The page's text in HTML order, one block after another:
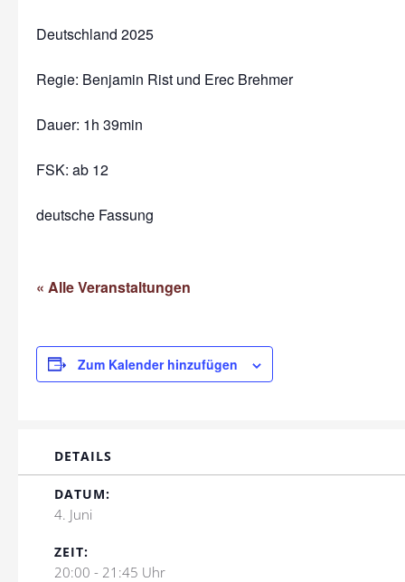
Deutschland 2025
Regie: Benjamin Rist und Erec Brehmer
Dauer: 1h 39min
FSK: ab 12
deutsche Fassung
« Alle Veranstaltungen
Zum Kalender hinzufügen
DETAILS
DATUM:
4. Juni
ZEIT:
20:00 - 21:45 Uhr